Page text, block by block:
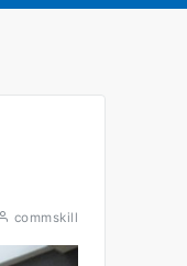
commskill